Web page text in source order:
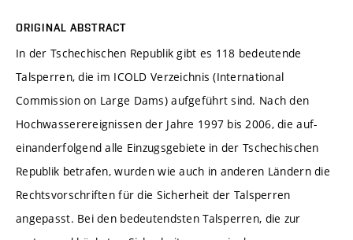
ORIGINAL ABSTRACT
In der Tschechischen Republik gibt es 118 bedeutende
Talsperren, die im ICOLD Verzeichnis (International
Commission on Large Dams) aufgeführt sind. Nach den
Hochwasserereignissen der Jahre 1997 bis 2006, die auf-
einanderfolgend alle Einzugsgebiete in der Tschechischen
Republik betrafen, wurden wie auch in anderen Ländern die
Rechtsvorschriften für die Sicherheit der Talsperren
angepasst. Bei den bedeutendsten Talsperren, die zur